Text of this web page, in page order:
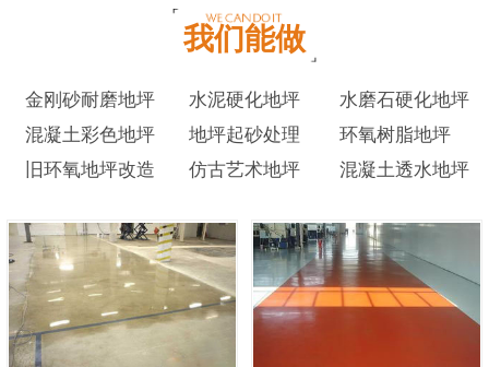
我们能做
金刚砂耐磨地坪 水泥硬化地坪
水磨石硬化地坪
混凝土彩色地坪
地坪起砂处理
环氧树脂地坪
旧环氧地坪改造
仿古艺术地坪 混凝土透水地坪